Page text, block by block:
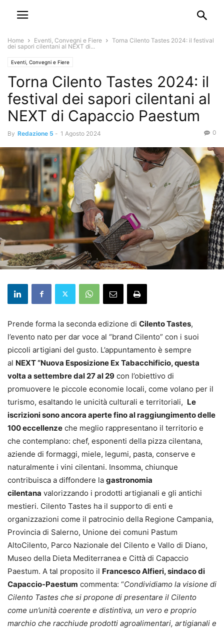
Home Eventi, Convegni e Fiere
Torna Cilento Tastes 2024: il festival
dei sapori cilentani al NEXT di...
Eventi, Convegni e Fiere
Torna Cilento Tastes 2024: il
festival dei sapori cilentani al
NEXT di Capaccio Paestum
By Redazione 5 - 1 Agosto 2024 0
Prende forma la seconda edizione di Cilento Tastes,
l’evento nato per dar voce al “brand Cilento” con i suoi
piccoli artigiani del gusto. L’appuntamento è sempre
al NEXT “Nuova Esposizione Ex Tabacchificio, questa
volta a settembre dal 27 al 29 con l’obiettivo di
promuovere le piccole economie locali, come volano per il
turismo, esaltando le unicità culturali e territoriali, Le
iscrizioni sono ancora aperte fino al raggiungimento delle
100 eccellenze che meglio rappresentano il territorio e
che contemplano: chef, esponenti della pizza cilentana,
aziende di formaggi, miele, legumi, pasta, conserve e
naturalmente i vini cilentani. Insomma, chiunque
contribuisca a diffondere la gastronomia
cilentana valorizzando i prodotti artigianali e gli antichi
mestieri. Cilento Tastes ha il supporto di enti e
organizzazioni come il patrocinio della Regione Campania,
Provincia di Salerno, Unione dei comuni Pastum
AltoCilento, Parco Nazionale del Cilento e Vallo di Diano,
Museo della Dieta Mediterranea e Città di Capaccio
Paestum. A tal proposito il Francesco Alfieri, sindaco di
Capaccio-Paestum commenta: “Condividiamo la visione di
Cilento Tastes che si propone di presentare il Cilento
come un’unità coerente e distintiva, un vero e proprio
marchio che racchiude prodotti agroalimentari, artigianali e